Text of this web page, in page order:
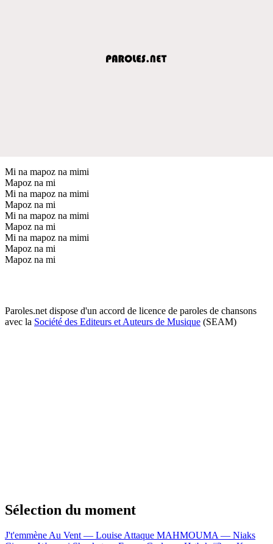
Mi na mapoz na mimi
Mapoz na mi
Mi na mapoz na mimi
Mapoz na mi
Mi na mapoz na mimi
Mapoz na mi
Mi na mapoz na mimi
Mapoz na mi
Mapoz na mi
Paroles.net dispose d'un accord de licence de paroles de chansons
avec la Société des Editeurs et Auteurs de Musique (SEAM)
Sélection du moment
J't'emmène Au Vent — Louise Attaque MAHMOUMA — Niaks